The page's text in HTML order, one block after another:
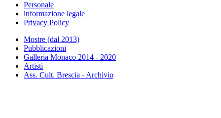
Personale
informazione legale
Privacy Policy
Mostre (dal 2013)
Pubblicazioni
Galleria Monaco 2014 - 2020
Artisti
Ass. Cult. Brescia - Archivio